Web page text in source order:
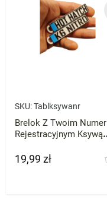
SKU:Tablksywanr
Brelok Z Twoim Numer
Rejestracyjnym Ksywą
Cena
19,99 zł